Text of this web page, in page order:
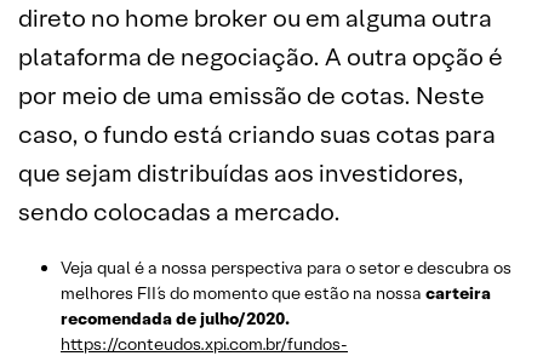
direto no home broker ou em alguma outra
plataforma de negociação. A outra opção é
por meio de uma emissão de cotas. Neste
caso, o fundo está criando suas cotas para
que sejam distribuídas aos investidores,
sendo colocadas a mercado.
Veja qual é a nossa perspectiva para o setor e descubra os
melhores FII´s do momento que estão na nossa carteira
recomendada de julho/2020.
https://conteudos.xpi.com.br/fundos-